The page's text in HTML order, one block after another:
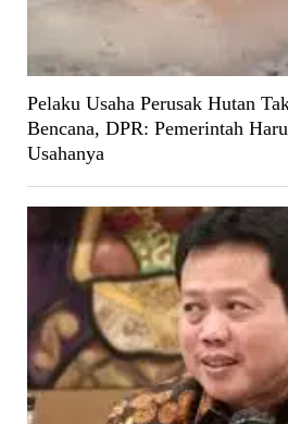
Pelaku Usaha Perusak Hutan
Bencana, DPR: Pemerintah
Usahanya